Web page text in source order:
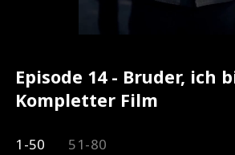
Episode 14 - Bruder, ich
Kompletter Film
1-50 51-80